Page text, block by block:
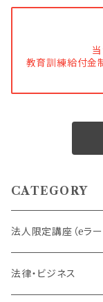
教育訓練給付金
CATEGORY
法人限定講座（eラー
内定者・新入社員
法律・ビジネス